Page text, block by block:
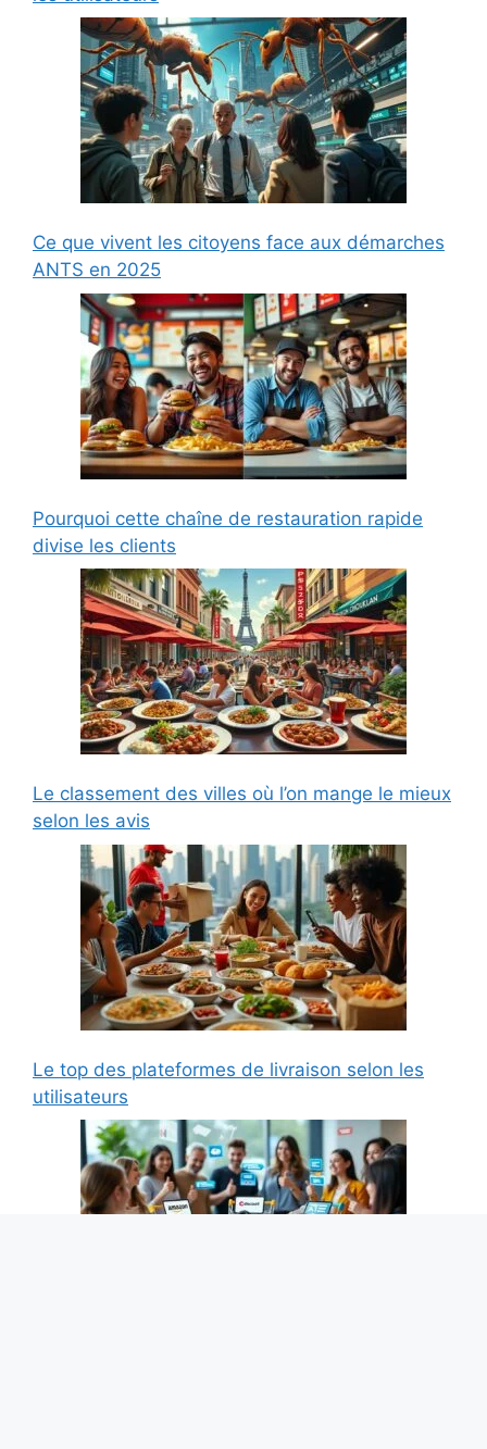
Ce que vivent les citoyens face aux démarches
ANTS en 2025
Pourquoi cette chaîne de restauration rapide
divise les clients
Le classement des villes où l’on mange le mieux
selon les avis
Le top des plateformes de livraison selon les
utilisateurs